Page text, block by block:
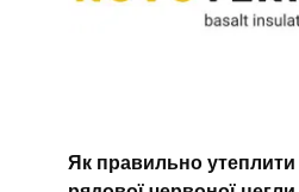
Як правильно утеплити